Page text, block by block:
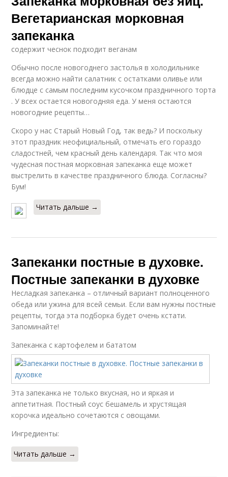
Вегетарианская морковная
запеканка
содержит чеснок подходит веганам
Обычно после новогоднего застолья в холодильнике
всегда можно найти салатник с остатками оливье или
блюдце с самым последним кусочком праздничного торта
. У всех остается новогодняя еда. У меня остаются
новогодние рецепты…
Скоро у нас Старый Новый Год, так ведь? И поскольку
этот праздник неофициальный, отмечать его гораздо
сладостней, чем красный день календаря. Так что моя
чудесная постная морковная запеканка еще может
выстрелить в качестве праздничного блюда. Согласны?
Бум!
Читать дальше →
Запеканки постные в духовке.
Постные запеканки в духовке
Несладкая запеканка – отличный вариант полноценного
обеда или ужина для всей семьи. Если вам нужны постные
рецепты, тогда эта подборка будет очень кстати.
Запоминайте!
Запеканка с картофелем и бататом
Эта запеканка не только вкусная, но и яркая и
аппетитная. Постный соус бешамель и хрустящая
корочка идеально сочетаются с овощами.
Ингредиенты:
Читать дальше →